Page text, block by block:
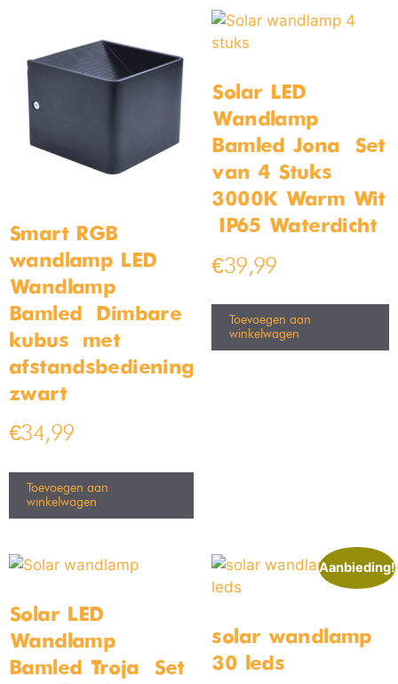
Smart RGB
wandlamp LED
Wandlamp
Bamled – Dimbare
kubus – met
afstandsbediening
zwart
€34,99
Toevoegen aan
winkelwagen
Solar LED
Wandlamp
Bamled Jona – Set
van 4 Stuks –
3000K Warm Wit
– IP65 Waterdicht
€39,99
Toevoegen aan
winkelwagen
Solar LED
Wandlamp
Bamled Troja – Set
Aanbieding!
solar wandlamp
30 leds